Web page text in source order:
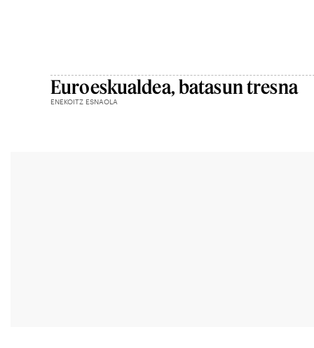
Euroeskualdea, batasun tresna
ENEKOITZ ESNAOLA